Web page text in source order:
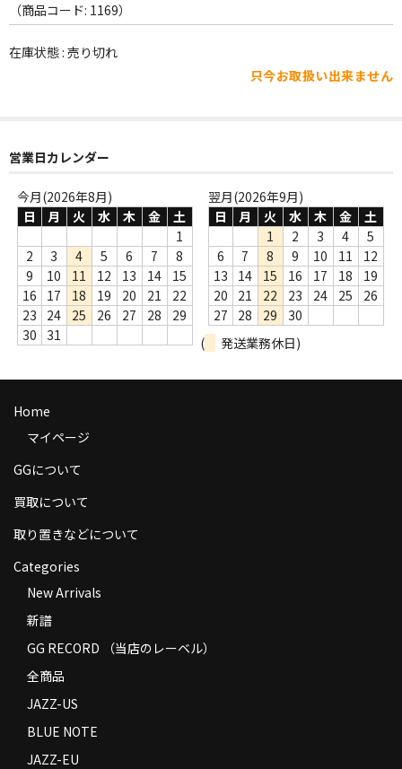
WORLD
その他
Webのみ no.2
Webのみ no.3
Webのみ no.4
売り切れ
商品の発送
お支払い方法
返品
Privacy Policy
特定商取引法に基づく表示
（商品コード: 1169）
在庫状態 : 売り切れ
只今お取扱い出来ません
営業日カレンダー
今月(2026年8月)
日
月 火 水 木 金
土
1
2
3 4 5 6 7
8
9
10 11 12 13 14
15
16
17 18 19 20 21
22
23
24 25 26 27 28
29
30
31
翌月(2026年9月)
日
月 火 水 木 金
土
1
2 3 4
5
6
7 8 9 10 11
12
13
14 15 16 17 18
19
20
21 22 23 24 25
26
27
28 29
30
(
発送業務休日)
Home
マイページ
GGについて
買取について
取り置きなどについて
Categories
New Arrivals
新譜
GG RECORD （当店のレーベル）
全商品
JAZZ-US
BLUE NOTE
JAZZ-EU